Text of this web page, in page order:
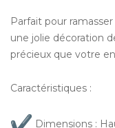
Parfait pour
une jolie décoration
précieux que votre
Caractéristiques :
Dimensions :